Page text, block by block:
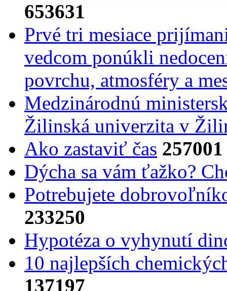
653631
Prvé tri mesiace
vedcom ponúkli
povrchu, atmosféry a
Medzinárodnú
Žilinská univerzita v
Ako zastaviť čas 257001
Dýcha sa vám ťažko?
Potrebujet​e
233250
Hypotéza o vyhynutí
10 najlepších
137197